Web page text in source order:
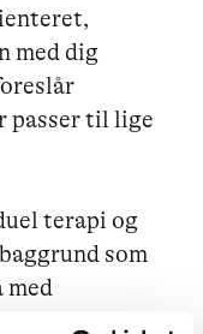
med dig
passer til lige
terapi og
som
med